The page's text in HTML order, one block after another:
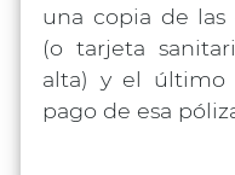
una copia de las
(o tarjeta
alta) y el último
pago de esa